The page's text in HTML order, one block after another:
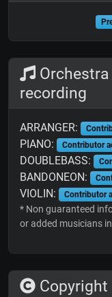
recording
ARRANGER:
PIANO: Contributor
DOUBLEBASS:
BANDONEON:
VIOLIN: Contributor
* Non guaranteed
or added musicians
Copyright